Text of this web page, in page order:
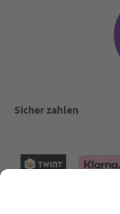
Sicher zahlen